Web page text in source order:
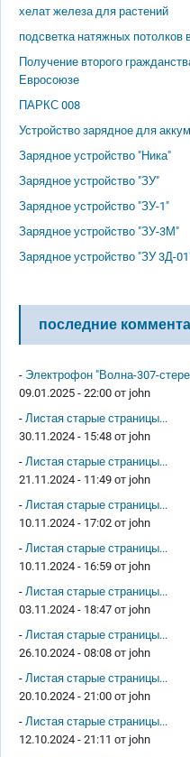
хелат железа для растений
подсветка натяжных потолков
Получение второго
Евросоюзе
ПАРКС 008
Устройство зарядное для
Зарядное устройство "Ника"
Зарядное устройство "ЗУ"
Зарядное устройство "ЗУ-1"
Зарядное устройство "ЗУ-3М"
Зарядное устройство "ЗУ 3Д-
последние
- Электрофон "Волна-307-
09.01.2025 - 22:00 от john
- Листая старые страницы...
30.11.2024 - 15:48 от john
- Листая старые страницы...
21.11.2024 - 11:49 от john
- Листая старые страницы...
10.11.2024 - 17:02 от john
- Листая старые страницы...
10.11.2024 - 16:59 от john
- Листая старые страницы...
03.11.2024 - 18:47 от john
- Листая старые страницы...
26.10.2024 - 08:08 от john
- Листая старые страницы...
20.10.2024 - 21:00 от john
- Листая старые страницы...
12.10.2024 - 21:11 от john